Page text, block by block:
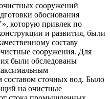
сооружений
обоснования
которую привлек по
и развития, были
составу
сооружения. Для
были обследованы
составом сточных вод. Было
на очистные